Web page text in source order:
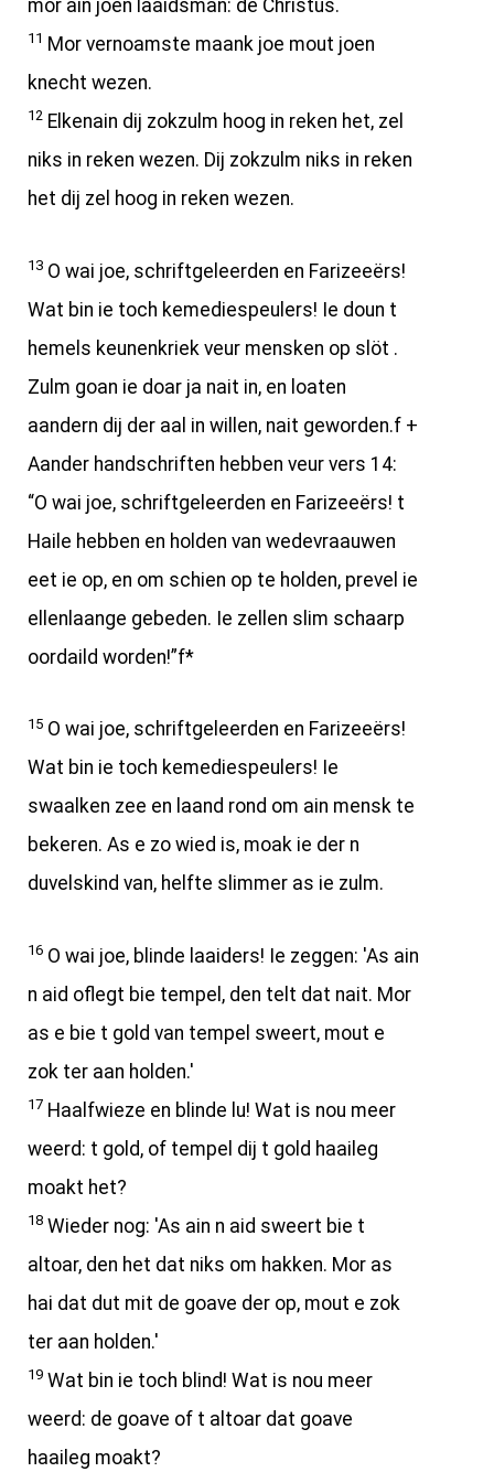
mor ain joen laaidsman: de Christus.
11 Mor vernoamste maank joe mout joen
knecht wezen.
12 Elkenain dij zokzulm hoog in reken het, zel
niks in reken wezen. Dij zokzulm niks in reken
het dij zel hoog in reken wezen.
13 O wai joe, schriftgeleerden en Farizeeërs!
Wat bin ie toch kemediespeulers! Ie doun t
hemels keunenkriek veur mensken op slöt .
Zulm goan ie doar ja nait in, en loaten
aandern dij der aal in willen, nait geworden.f +
Aander handschriften hebben veur vers 14:
“O wai joe, schriftgeleerden en Farizeeërs! t
Haile hebben en holden van wedevraauwen
eet ie op, en om schien op te holden, prevel ie
ellenlaange gebeden. Ie zellen slim schaarp
oordaild worden!”f*
15 O wai joe, schriftgeleerden en Farizeeërs!
Wat bin ie toch kemediespeulers! Ie
swaalken zee en laand rond om ain mensk te
bekeren. As e zo wied is, moak ie der n
duvelskind van, helfte slimmer as ie zulm.
16 O wai joe, blinde laaiders! Ie zeggen: 'As ain
n aid oflegt bie tempel, den telt dat nait. Mor
as e bie t gold van tempel sweert, mout e
zok ter aan holden.'
17 Haalfwieze en blinde lu! Wat is nou meer
weerd: t gold, of tempel dij t gold haaileg
moakt het?
18 Wieder nog: 'As ain n aid sweert bie t
altoar, den het dat niks om hakken. Mor as
hai dat dut mit de goave der op, mout e zok
ter aan holden.'
19 Wat bin ie toch blind! Wat is nou meer
weerd: de goave of t altoar dat goave
haaileg moakt?